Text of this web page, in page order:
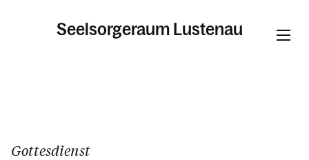
Seelsorgeraum Lustenau
Pfarren
Gottesdienst